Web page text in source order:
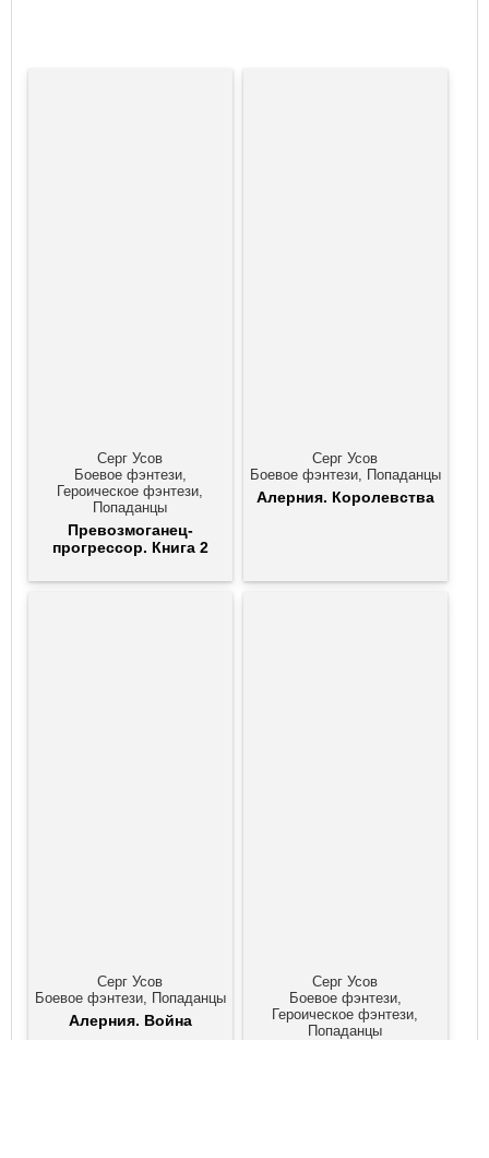
Серг Усов
Боевое фэнтези,
Героическое фэнтези,
Попаданцы
Превозмоганец-
прогрессор. Книга 2
Серг Усов
Боевое фэнтези, Попаданцы
Алерния. Королевства
Серг Усов
Боевое фэнтези, Попаданцы
Алерния. Война
Серг Усов
Боевое фэнтези,
Героическое фэнтези,
Попаданцы